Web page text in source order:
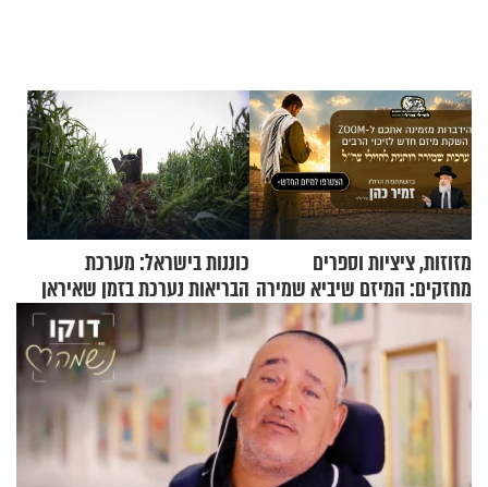
מזוזות, ציציות וספרים
מחזקים: המיזם שיביא שמירה
רוחנית לאלפי חיילי צה"ל
כוננות בישראל: מערכת
הבריאות נערכת בזמן שאיראן
מאיימת על הבריטים